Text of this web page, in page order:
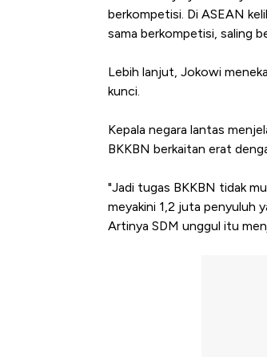
berkompetisi. Di ASEAN
sama berkompetisi, saling
Lebih lanjut, Jokowi
kunci.
Kepala negara lantas
BKKBN berkaitan erat
"Jadi tugas BKKBN tidak
meyakini 1,2 juta penyuluh
Artinya SDM unggul itu